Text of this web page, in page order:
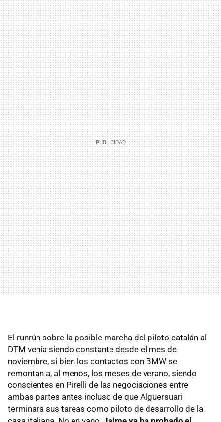
El runrún sobre la posible marcha del piloto catalán al
DTM venía siendo constante desde el mes de
noviembre, si bien los contactos con BMW se
remontan a, al menos, los meses de verano, siendo
conscientes en Pirelli de las negociaciones entre
ambas partes antes incluso de que Alguersuari
terminara sus tareas como piloto de desarrollo de la